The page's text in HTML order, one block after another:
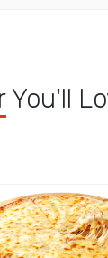
You'll